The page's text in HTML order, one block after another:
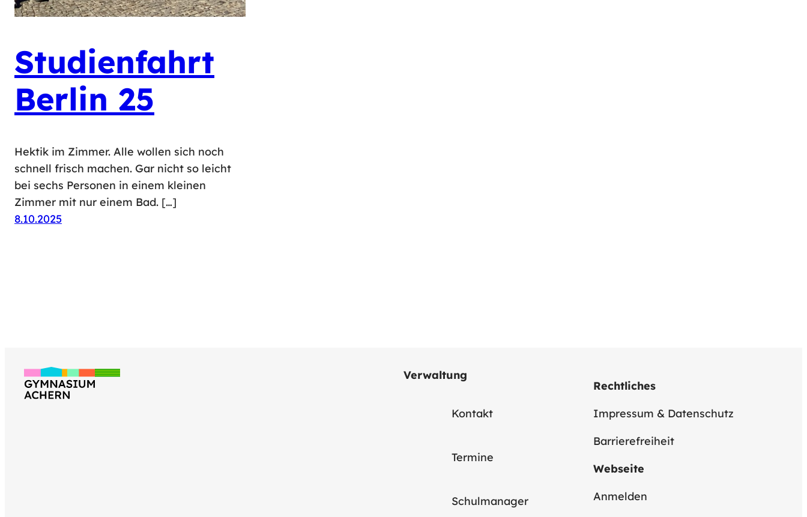
Studienfahrt
Berlin 25
Hektik im Zimmer. Alle wollen sich noch
schnell frisch machen. Gar nicht so leicht
bei sechs Personen in einem kleinen
Zimmer mit nur einem Bad. […]
8.10.2025
Verwaltung
Kontakt
Termine
Schulmanager
Rechtliches
Impressum & Datenschutz
Barrierefreiheit
Webseite
Anmelden